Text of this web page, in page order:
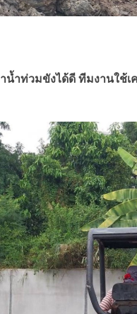
ำท่วมขังได้ดี ทีมงานใช้เ